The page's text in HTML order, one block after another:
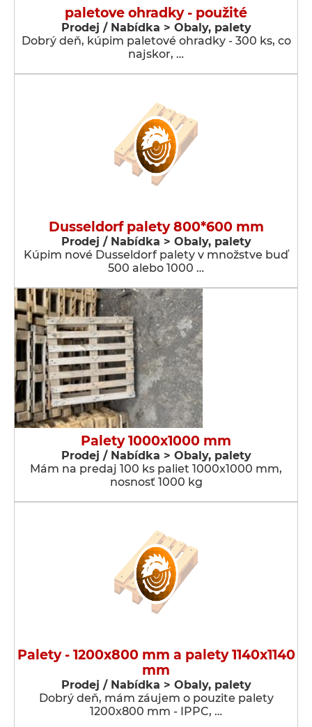
paletove ohradky - použité
Prodej / Nabídka > Obaly, palety
Dobrý deň, kúpim paletové ohradky - 300 ks, co
najskor, …
Dusseldorf palety 800*600 mm
Prodej / Nabídka > Obaly, palety
Kúpim nové Dusseldorf palety v množstve buď
500 alebo 1000 …
Palety 1000x1000 mm
Prodej / Nabídka > Obaly, palety
Mám na predaj 100 ks paliet 1000x1000 mm,
nosnosť 1000 kg
Palety - 1200x800 mm a palety 1140x1140
mm
Prodej / Nabídka > Obaly, palety
Dobrý deň, mám záujem o pouzite palety
1200x800 mm - IPPC, …